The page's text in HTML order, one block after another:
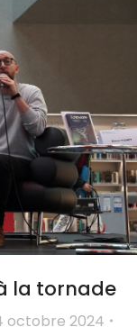
la tornade
octobre 2024